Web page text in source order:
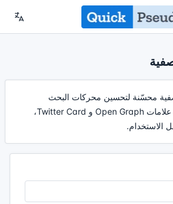
محسّنة لتحسين محركات البحث
لموقعك، بما في ذلك علامات Open Graph و Twitter Card،
الاستخدام.